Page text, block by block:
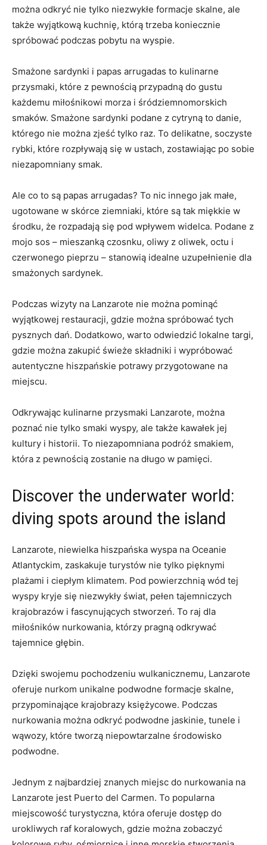
można odkryć nie tylko niezwykłe formacje skalne, ale
także wyjątkową kuchnię, którą trzeba koniecznie
spróbować podczas pobytu na wyspie.
Smażone sardynki i papas arrugadas to kulinarne
przysmaki, które z pewnością przypadną do gustu
każdemu miłośnikowi morza i śródziemnomorskich
smaków. Smażone sardynki podane z cytryną to danie,
którego nie można zjeść tylko raz. To delikatne, soczyste
rybki, które rozpływają się w ustach, zostawiając po sobie
niezapomniany smak.
Ale co to są papas arrugadas? To nic innego jak małe,
ugotowane w skórce ziemniaki, które są tak miękkie w
środku, że rozpadają się pod wpływem widelca. Podane z
mojo sos – mieszanką czosnku, oliwy z oliwek, octu i
czerwonego pieprzu – stanowią idealne uzupełnienie dla
smażonych sardynek.
Podczas wizyty na Lanzarote nie można pominąć
wyjątkowej restauracji, gdzie można spróbować tych
pysznych dań. Dodatkowo, warto odwiedzić lokalne targi,
gdzie można zakupić świeże składniki i wypróbować
autentyczne hiszpańskie potrawy przygotowane na
miejscu.
Odkrywając kulinarne przysmaki Lanzarote, można
poznać nie tylko smaki wyspy, ale także kawałek jej
kultury i historii. To niezapomniana podróż smakiem,
która z pewnością zostanie na długo w pamięci.
Discover the underwater world:
diving spots around the island
Lanzarote, niewielka hiszpańska wyspa na Oceanie
Atlantyckim, zaskakuje turystów nie tylko pięknymi
plażami i ciepłym klimatem. Pod powierzchnią wód tej
wyspy kryje się niezwykły świat, pełen tajemniczych
krajobrazów i fascynujących stworzeń. To raj dla
miłośników nurkowania, którzy pragną odkrywać
tajemnice głębin.
Dzięki swojemu pochodzeniu wulkanicznemu, Lanzarote
oferuje nurkom unikalne podwodne formacje skalne,
przypominające krajobrazy księżycowe. Podczas
nurkowania można odkryć podwodne jaskinie, tunele i
wąwozy, które tworzą niepowtarzalne środowisko
podwodne.
Jednym z najbardziej znanych miejsc do nurkowania na
Lanzarote jest Puerto del Carmen. To popularna
miejscowość turystyczna, która oferuje dostęp do
urokliwych raf koralowych, gdzie można zobaczyć